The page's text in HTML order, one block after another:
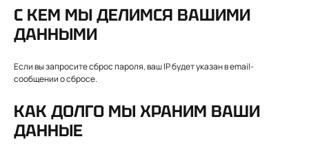
С КЕМ МЫ ДЕЛИМСЯ ВАШИМИ
ДАННЫМИ
Если вы запросите сброс пароля, ваш IP будет указан в email-
сообщении о сбросе.
КАК ДОЛГО МЫ ХРАНИМ ВАШИ
ДАННЫЕ